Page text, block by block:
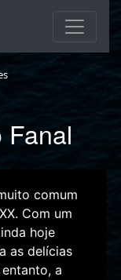
comum
Com um
hoje
as delícias
a